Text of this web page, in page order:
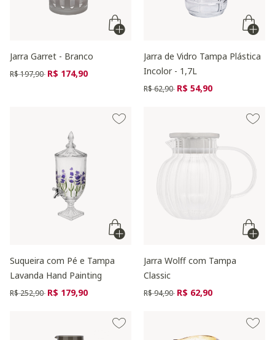
Jarra Garret - Branco
Preço reduzido de
R$ 197,90 para
R$ 174,90
Jarra de Vidro Tampa Plástica
Incolor - 1,7L
Preço reduzido de
R$ 62,90 para
R$ 54,90
Suqueira com Pé e Tampa
Lavanda Hand Painting
Preço reduzido de
R$ 252,90 para
R$ 179,90
Jarra Wolff com Tampa
Classic
Preço reduzido de
R$ 94,90 para
R$ 62,90